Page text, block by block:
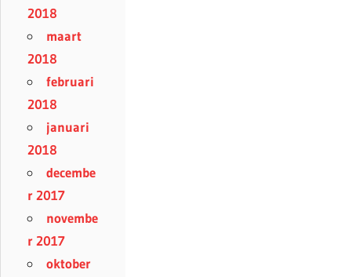
2018
maart
2018
februari
2018
januari
2018
decembe
r 2017
novembe
r 2017
oktober